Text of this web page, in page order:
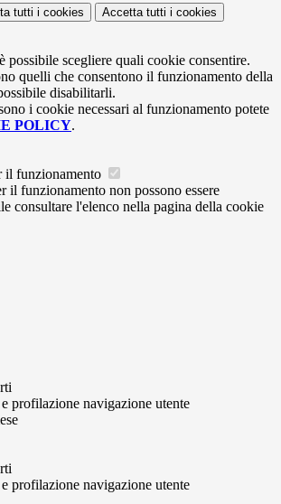
tutti i cookies Accetta tutti i cookies
possibile scegliere quali cookie consentire.
quelli che consentono il funzionamento della
disabilitarli.
i cookie necessari al funzionamento potete
POLICY.
il funzionamento
il funzionamento non possono essere
consultare l'elenco nella pagina della cookie
profilazione navigazione utente
profilazione navigazione utente